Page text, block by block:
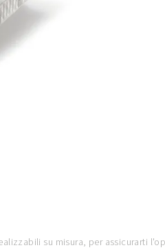
su misura, per assicurarti